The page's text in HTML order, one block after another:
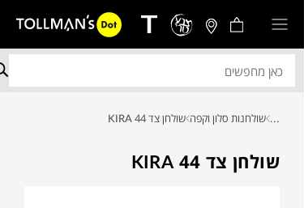
... שולחנות סלון וקפה שולחן צד KIRA 44
שולחן צד KIRA 44